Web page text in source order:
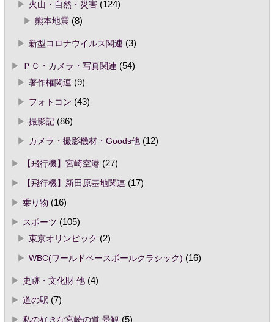
火山・自然・災害(124)
熊本地震(8)
新型コロナウイルス関連 (3)
ＰＣ・カメラ・写真関連 (54)
著作権関連 (9)
フォトコン (43)
撮影記(86)
カメラ・撮影機材・Goods他(12)
【飛行機】宮崎空港(27)
【飛行機】新田原基地関連 (17)
乗り物 (16)
スポーツ (105)
東京オリンピック (2)
WBC(ワールドベースボールクラシック) (16)
史跡・文化財 他(4)
道の駅 (7)
私の好きな宮崎の道 景観 (5)